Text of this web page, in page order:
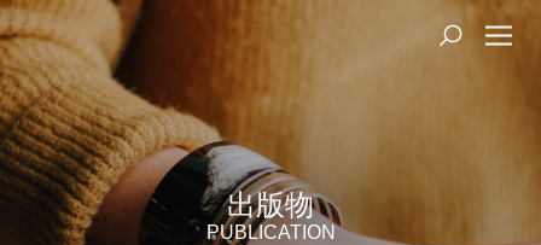
出版物
PUBLICATION